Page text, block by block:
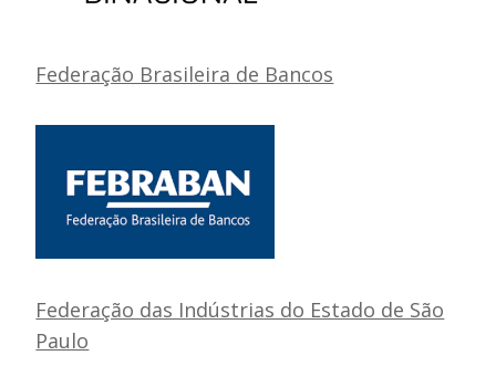
Federação Brasileira de Bancos
Federação das Indústrias do Estado de São
Paulo